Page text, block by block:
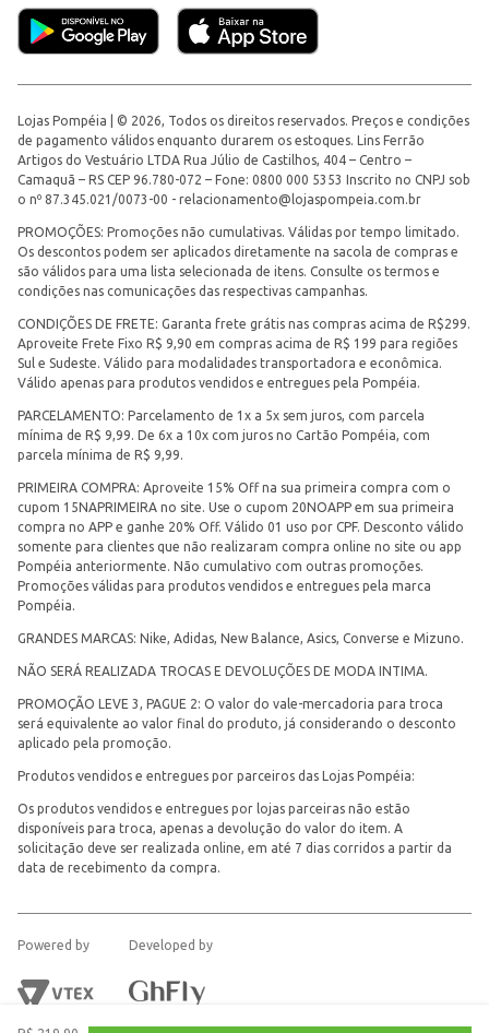
Lojas Pompéia | © 2026, Todos os direitos reservados. Preços e condições
de pagamento válidos enquanto durarem os estoques. Lins Ferrão
Artigos do Vestuário LTDA Rua Júlio de Castilhos, 404 – Centro –
Camaquã – RS CEP 96.780-072 – Fone: 0800 000 5353 Inscrito no CNPJ sob
o nº 87.345.021/0073-00 - relacionamento@lojaspompeia.com.br
PROMOÇÕES: Promoções não cumulativas. Válidas por tempo limitado.
Os descontos podem ser aplicados diretamente na sacola de compras e
são válidos para uma lista selecionada de itens. Consulte os termos e
condições nas comunicações das respectivas campanhas.
CONDIÇÕES DE FRETE: Garanta frete grátis nas compras acima de R$299.
Aproveite Frete Fixo R$ 9,90 em compras acima de R$ 199 para regiões
Sul e Sudeste. Válido para modalidades transportadora e econômica.
Válido apenas para produtos vendidos e entregues pela Pompéia.
PARCELAMENTO: Parcelamento de 1x a 5x sem juros, com parcela
mínima de R$ 9,99. De 6x a 10x com juros no Cartão Pompéia, com
parcela mínima de R$ 9,99.
PRIMEIRA COMPRA: Aproveite 15% Off na sua primeira compra com o
cupom 15NAPRIMEIRA no site. Use o cupom 20NOAPP em sua primeira
compra no APP e ganhe 20% Off. Válido 01 uso por CPF. Desconto válido
somente para clientes que não realizaram compra online no site ou app
Pompéia anteriormente. Não cumulativo com outras promoções.
Promoções válidas para produtos vendidos e entregues pela marca
Pompéia.
GRANDES MARCAS: Nike, Adidas, New Balance, Asics, Converse e Mizuno.
NÃO SERÁ REALIZADA TROCAS E DEVOLUÇÕES DE MODA INTIMA.
PROMOÇÃO LEVE 3, PAGUE 2: O valor do vale-mercadoria para troca
será equivalente ao valor final do produto, já considerando o desconto
aplicado pela promoção.
Produtos vendidos e entregues por parceiros das Lojas Pompéia:
Os produtos vendidos e entregues por lojas parceiras não estão
disponíveis para troca, apenas a devolução do valor do item. A
solicitação deve ser realizada online, em até 7 dias corridos a partir da
data de recebimento da compra.
Powered by Developed by